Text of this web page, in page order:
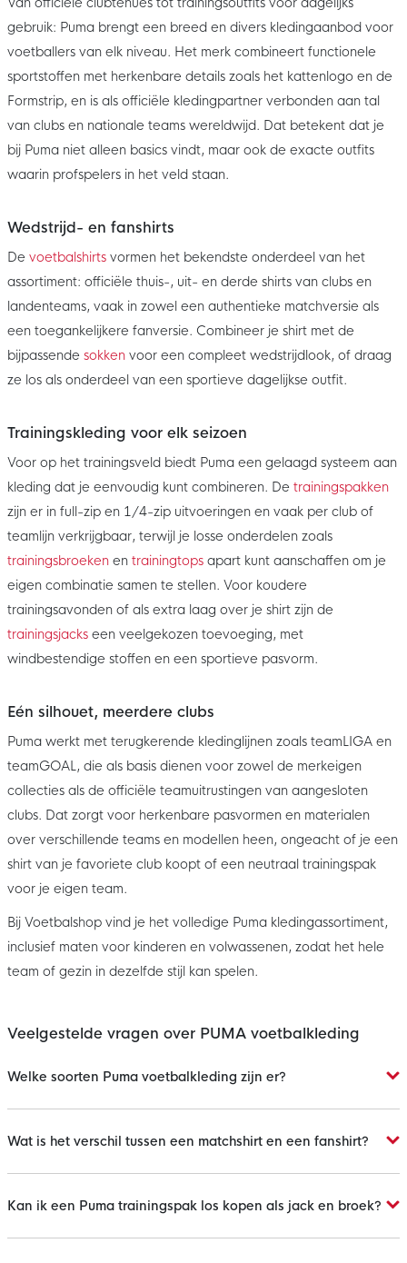
gebruik: Puma brengt een breed en divers kledingaanbod voor
voetballers van elk niveau. Het merk combineert functionele
sportstoffen met herkenbare details zoals het kattenlogo en de
Formstrip, en is als officiële kledingpartner verbonden aan tal
van clubs en nationale teams wereldwijd. Dat betekent dat je
bij Puma niet alleen basics vindt, maar ook de exacte outfits
waarin profspelers in het veld staan.
Wedstrijd- en fanshirts
De voetbalshirts vormen het bekendste onderdeel van het
assortiment: officiële thuis-, uit- en derde shirts van clubs en
landenteams, vaak in zowel een authentieke matchversie als
een toegankelijkere fanversie. Combineer je shirt met de
bijpassende sokken voor een compleet wedstrijdlook, of draag
ze los als onderdeel van een sportieve dagelijkse outfit.
Trainingskleding voor elk seizoen
Voor op het trainingsveld biedt Puma een gelaagd systeem aan
kleding dat je eenvoudig kunt combineren. De trainingspakken
zijn er in full-zip en 1/4-zip uitvoeringen en vaak per club of
teamlijn verkrijgbaar, terwijl je losse onderdelen zoals
trainingsbroeken en trainingtops apart kunt aanschaffen om je
eigen combinatie samen te stellen. Voor koudere
trainingsavonden of als extra laag over je shirt zijn de
trainingsjacks een veelgekozen toevoeging, met
windbestendige stoffen en een sportieve pasvorm.
Eén silhouet, meerdere clubs
Puma werkt met terugkerende kledinglijnen zoals teamLIGA en
teamGOAL, die als basis dienen voor zowel de merkeigen
collecties als de officiële teamuitrustingen van aangesloten
clubs. Dat zorgt voor herkenbare pasvormen en materialen
over verschillende teams en modellen heen, ongeacht of je een
shirt van je favoriete club koopt of een neutraal trainingspak
voor je eigen team.
Bij Voetbalshop vind je het volledige Puma kledingassortiment,
inclusief maten voor kinderen en volwassenen, zodat het hele
team of gezin in dezelfde stijl kan spelen.
Veelgestelde vragen over PUMA voetbalkleding
Welke soorten Puma voetbalkleding zijn er?
Wat is het verschil tussen een matchshirt en een fanshirt?
Kan ik een Puma trainingspak los kopen als jack en broek?